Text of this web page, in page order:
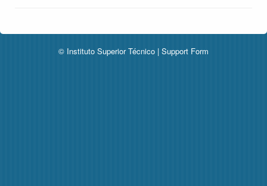
© Instituto Superior Técnico | Support Form